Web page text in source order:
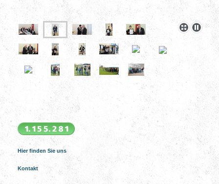
Hier finden Sie uns
Kontakt